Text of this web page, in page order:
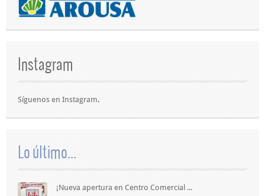
Instagram
Síguenos en Instagram.
Lo último...
¡Nueva apertura en Centro Comercial ...